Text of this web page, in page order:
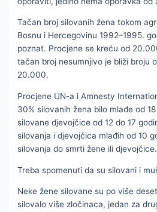
Tačan broj silovanih žena tokom
Bosnu i Hercegovinu 1992–1995.
poznat. Procjene se kreću od
tačan broj nesumnjivo je bliži broju
20.000.
Procjene UN-a i Amnesty
30% silovanih žena bilo mlađe od
silovane djevojčice od 12 do 17
silovanja i djevojčica mlađih od 10
silovanja do smrti žene ili djevojčice.
Treba spomenuti da su silovani i
Neke žene silovane su po više
silovalo više zločinaca, jedan za